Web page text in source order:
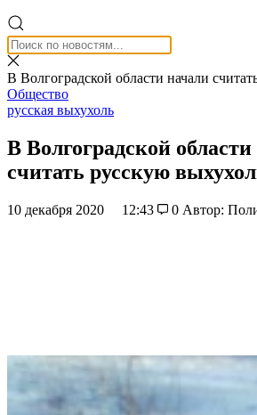
В Волгоградской области начали
Общество
русская выхухоль
В Волгоградской
считать русскую
10 декабря 2020 12:43 0 Автор: